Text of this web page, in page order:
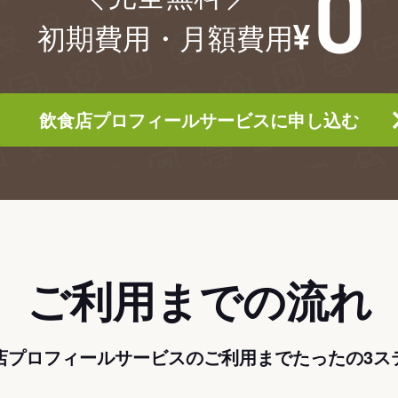
初期費用・月額費用
飲食店プロフィールサービスに申し込む
ご利用までの流れ
プロフィールサービスのご利用までたったの3ス